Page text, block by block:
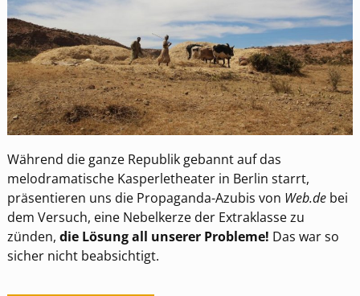
Während die ganze Republik gebannt auf das
melodramatische Kasperletheater in Berlin starrt,
präsentieren uns die Propaganda-Azubis von Web.debei
dem Versuch, eine Nebelkerze der Extraklasse zu
zünden, die Lösung all unserer Probleme! Das war so
sicher nicht beabsichtigt.